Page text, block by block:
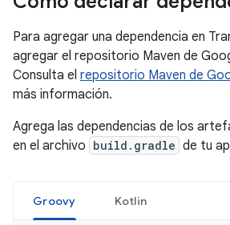
Para agregar una dependencia en
agregar el repositorio Maven de
Consulta el repositorio Maven de
más información.
Agrega las dependencias de los
en el archivo build.gradle de tu
Groovy Kotlin